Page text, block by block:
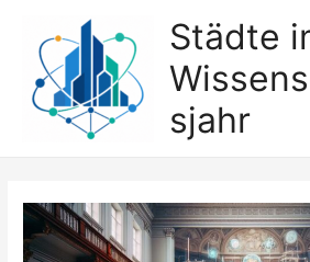
springen
Städte
sjahr